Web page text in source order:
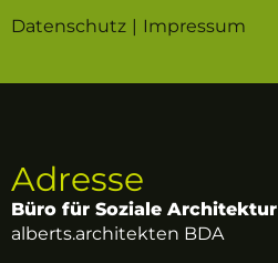
Datenschutz Impressum
Adresse
Büro für Soziale Architektur
alberts.architekten BDA